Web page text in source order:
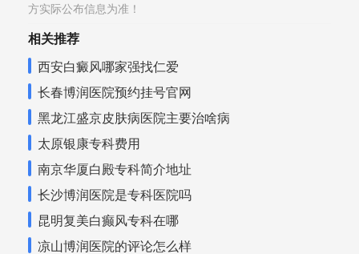
方实际公布信息为准！
相关推荐
西安白癜风哪家强找仁爱
长春博润医院预约挂号官网
黑龙江盛京皮肤病医院主要治啥病
太原银康专科费用
南京华厦白殿专科简介地址
长沙博润医院是专科医院吗
昆明复美白癫风专科在哪
凉山博润医院的评论怎么样